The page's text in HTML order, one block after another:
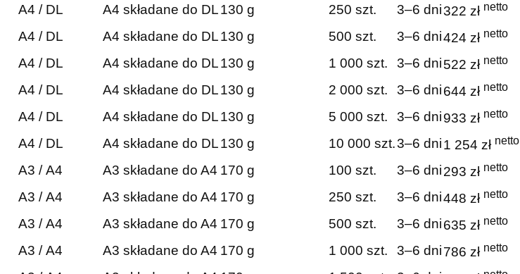
A4 / DL A4 składane do DL130 g 250 szt. 3–6 dni322 zł netto
A4 / DL A4 składane do DL130 g 500 szt. 3–6 dni424 zł netto
A4 / DL A4 składane do DL130 g 1 000 szt. 3–6 dni522 zł netto
A4 / DL A4 składane do DL130 g 2 000 szt. 3–6 dni644 zł netto
A4 / DL A4 składane do DL130 g 5 000 szt. 3–6 dni933 zł netto
A4 / DL A4 składane do DL130 g 10 000 szt.3–6 dni1 254 zł netto
A3 / A4 A3 składane do A4 170 g 100 szt. 3–6 dni293 zł netto
A3 / A4 A3 składane do A4 170 g 250 szt. 3–6 dni448 zł netto
A3 / A4 A3 składane do A4 170 g 500 szt. 3–6 dni635 zł netto
A3 / A4 A3 składane do A4 170 g 1 000 szt. 3–6 dni786 zł netto